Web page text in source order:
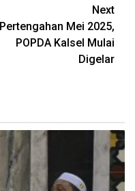
Next
Pertengahan Mei 2025,
POPDA Kalsel Mulai
Digelar